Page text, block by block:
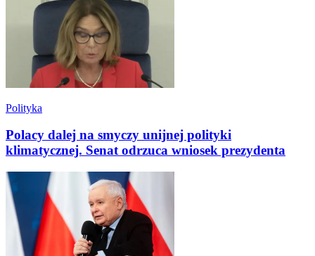
Polityka
Polacy dalej na smyczy unijnej polityki
klimatycznej. Senat odrzuca wniosek prezydenta